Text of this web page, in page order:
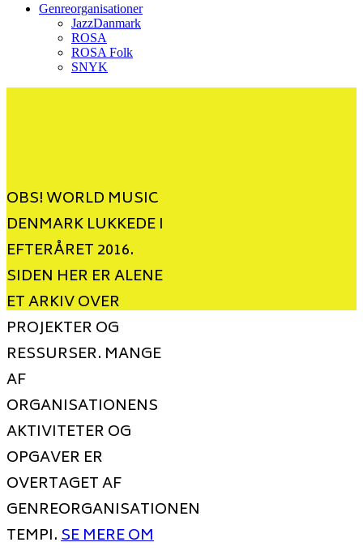
Genreorganisationer
JazzDanmark
ROSA
ROSA Folk
SNYK
OBS! WORLD MUSIC
DENMARK LUKKEDE I
EFTERÅRET 2016.
SIDEN HER ER ALENE
ET ARKIV OVER
PROJEKTER OG
RESSURSER. MANGE
AF
ORGANISATIONENS
AKTIVITETER OG
OPGAVER ER
OVERTAGET AF
GENREORGANISATIONEN
TEMPI.SE MERE OM